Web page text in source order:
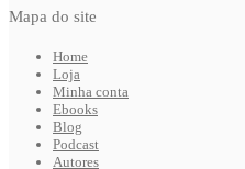
Mapa do site
Home
Loja
Minha conta
Ebooks
Blog
Podcast
Autores